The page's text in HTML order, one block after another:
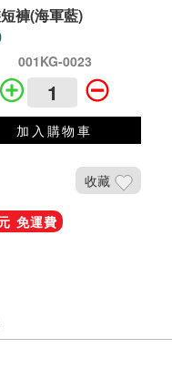
褲(海軍藍)
001KG-0023
加入購物車
收藏
免運費